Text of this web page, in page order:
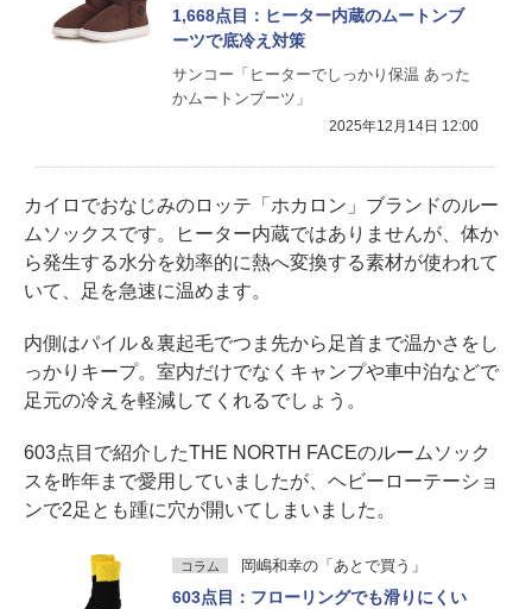
1,668点目：ヒーター内蔵のムートンブ
ーツで底冷え対策
サンコー「ヒーターでしっかり保温 あった
かムートンブーツ」
2025年12月14日 12:00
カイロでおなじみのロッテ「ホカロン」ブランドのルー
ムソックスです。ヒーター内蔵ではありませんが、体か
ら発生する水分を効率的に熱へ変換する素材が使われて
いて、足を急速に温めます。
内側はパイル＆裏起毛でつま先から足首まで温かさをし
っかりキープ。室内だけでなくキャンプや車中泊などで
足元の冷えを軽減してくれるでしょう。
603点目で紹介したTHE NORTH FACEのルームソック
スを昨年まで愛用していましたが、ヘビーローテーショ
ンで2足とも踵に穴が開いてしまいました。
コラム 岡嶋和幸の「あとで買う」
603点目：フローリングでも滑りにくい